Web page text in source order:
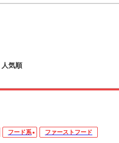
人気順
フード系 ファーストフード